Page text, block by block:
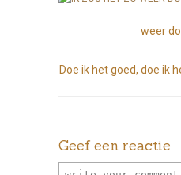
weer
Doe ik het goed, doe ik
Geef een reactie